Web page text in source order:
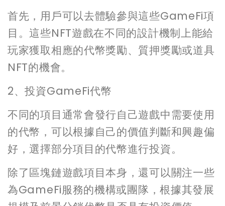
首先，用戶可以去體驗參與這些GameFi項
目。這些NFT遊戲在不同的設計機制上能給
玩家獲取相應的代幣獎勵、質押獎勵或道具
NFT的機會。
2、投資GameFi代幣
不同的項目通常會發行自己遊戲中需要使用
的代幣，可以根據自己的價值判斷和興趣偏
好，選擇部分項目的代幣進行投資。
除了區塊鏈遊戲項目本身，還可以關注一些
為GameFi服務的機構或團隊，根據其發展